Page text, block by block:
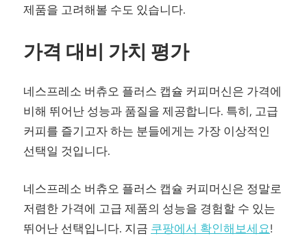
제품을 고려해볼 수도 있습니다.
가격 대비 가치 평가
네스프레소 버츄오 플러스 캡슐 커피머신은 가격에
비해 뛰어난 성능과 품질을 제공합니다. 특히, 고급
커피를 즐기고자 하는 분들에게는 가장 이상적인
선택일 것입니다.
네스프레소 버츄오 플러스 캡슐 커피머신은 정말로
저렴한 가격에 고급 제품의 성능을 경험할 수 있는
뛰어난 선택입니다. 지금 쿠팡에서 확인해보세요!